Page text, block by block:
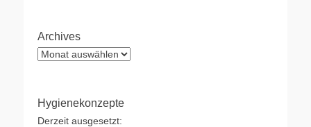
Archives
Archives
Hygienekonzepte
Derzeit ausgesetzt: